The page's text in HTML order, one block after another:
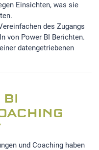
Einsichten, was sie
des Zugangs
von Power BI Berichten.
datengetriebenen
und Coaching haben